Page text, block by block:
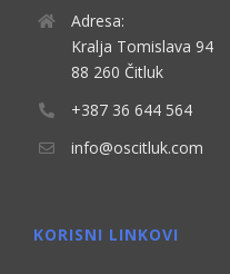
Adresa:
Kralja Tomislava 94
88 260 Čitluk
+387 36 644 564
info@oscitluk.com
KORISNI LINKOVI